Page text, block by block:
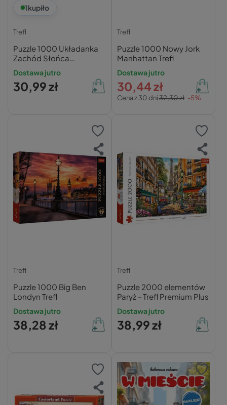
1kupiło
Trefl
Puzzle 1000 Układanka
Zachód Słońca
SANTORINI Grecja
Krajobraz Trefl 10435
Dostawa jutro
30,99 zł
Trefl
Puzzle 1000 Nowy Jork
Manhattan Trefl
Dostawa jutro
Cena z 30 dni32,30 zł -5%
30,44 zł
Trefl
Puzzle 1000 Big Ben
Londyn Trefl
Dostawa jutro
38,28 zł
Trefl
Puzzle 2000 elementów
Paryż - Trefl Premium Plus
Dostawa jutro
38,99 zł